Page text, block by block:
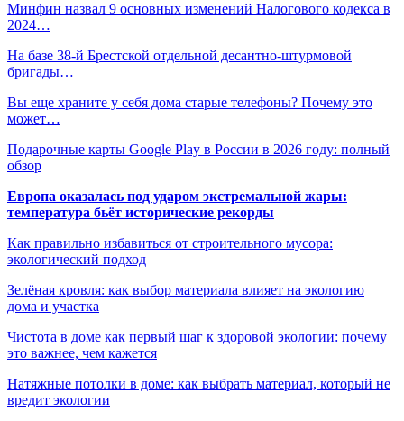
Минфин назвал 9 основных изменений Налогового кодекса в
2024…
На базе 38-й Брестской отдельной десантно-штурмовой
бригады…
Вы еще храните у себя дома старые телефоны? Почему это
может…
Подарочные карты Google Play в России в 2026 году: полный
обзор
Европа оказалась под ударом экстремальной жары:
температура бьёт исторические рекорды
Как правильно избавиться от строительного мусора:
экологический подход
Зелёная кровля: как выбор материала влияет на экологию
дома и участка
Чистота в доме как первый шаг к здоровой экологии: почему
это важнее, чем кажется
Натяжные потолки в доме: как выбрать материал, который не
вредит экологии